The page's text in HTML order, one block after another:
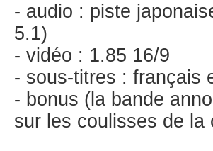
- audio : piste
5.1)
- vidéo : 1.85 16/9
- sous-titres : français
- bonus (la bande
sur les coulisses de la